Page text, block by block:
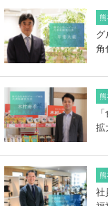
熊
グ
角
熊
拡
熊
社